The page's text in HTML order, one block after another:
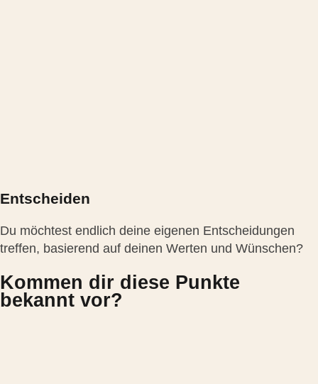
Entscheiden
Du möchtest endlich deine eigenen Entscheidungen
treffen, basierend auf deinen Werten und Wünschen?
Kommen dir diese Punkte
bekannt vor?